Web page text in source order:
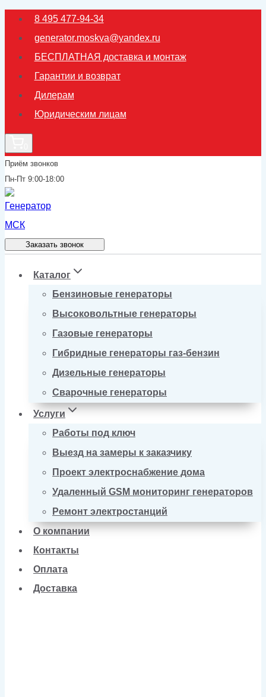
Перейти
содержимому
8 495 477-94-34
generator.moskva@yandex.ru
БЕСПЛАТНАЯ доставка и монтаж
Гарантии и возврат
Дилерам
Юридическим лицам
Приём звонков
Пн-Пт 9:00-18:00
Заказать звонок
Каталог
Бензиновые генераторы
Высоковольтные генераторы
Газовые генераторы
Гибридные генераторы газ-бензин
Дизельные генераторы
Сварочные генераторы
Услуги
Работы под ключ
Выезд на замеры к заказчику
Проект электроснабжение дома
Удаленный GSM мониторинг генераторов
Ремонт электростанций
О компании
Контакты
Оплата
Доставка